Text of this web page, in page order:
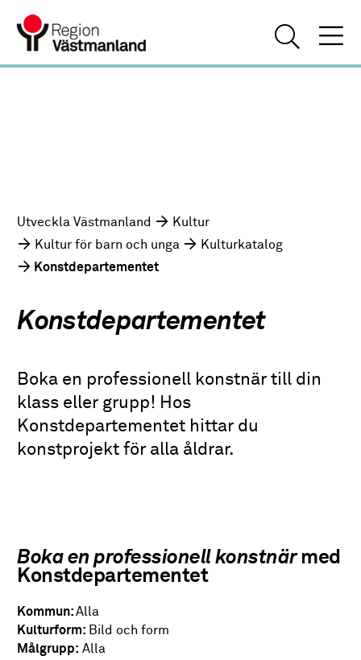
Utveckla Västmanland
Kultur
Kultur för barn och unga
Kulturkatalog
Konstdepartementet
Konstdepartementet
Boka en professionell konstnär till din
klass eller grupp! Hos
Konstdepartementet hittar du
konstprojekt för alla åldrar.
Boka en professionell konstnärmed
Konstdepartementet
Kommun:Alla
Kulturform: Bild och form
Målgrupp: Alla